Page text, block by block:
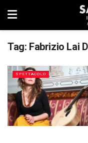
Tag: Fabrizio Lai
SPETTACOLO